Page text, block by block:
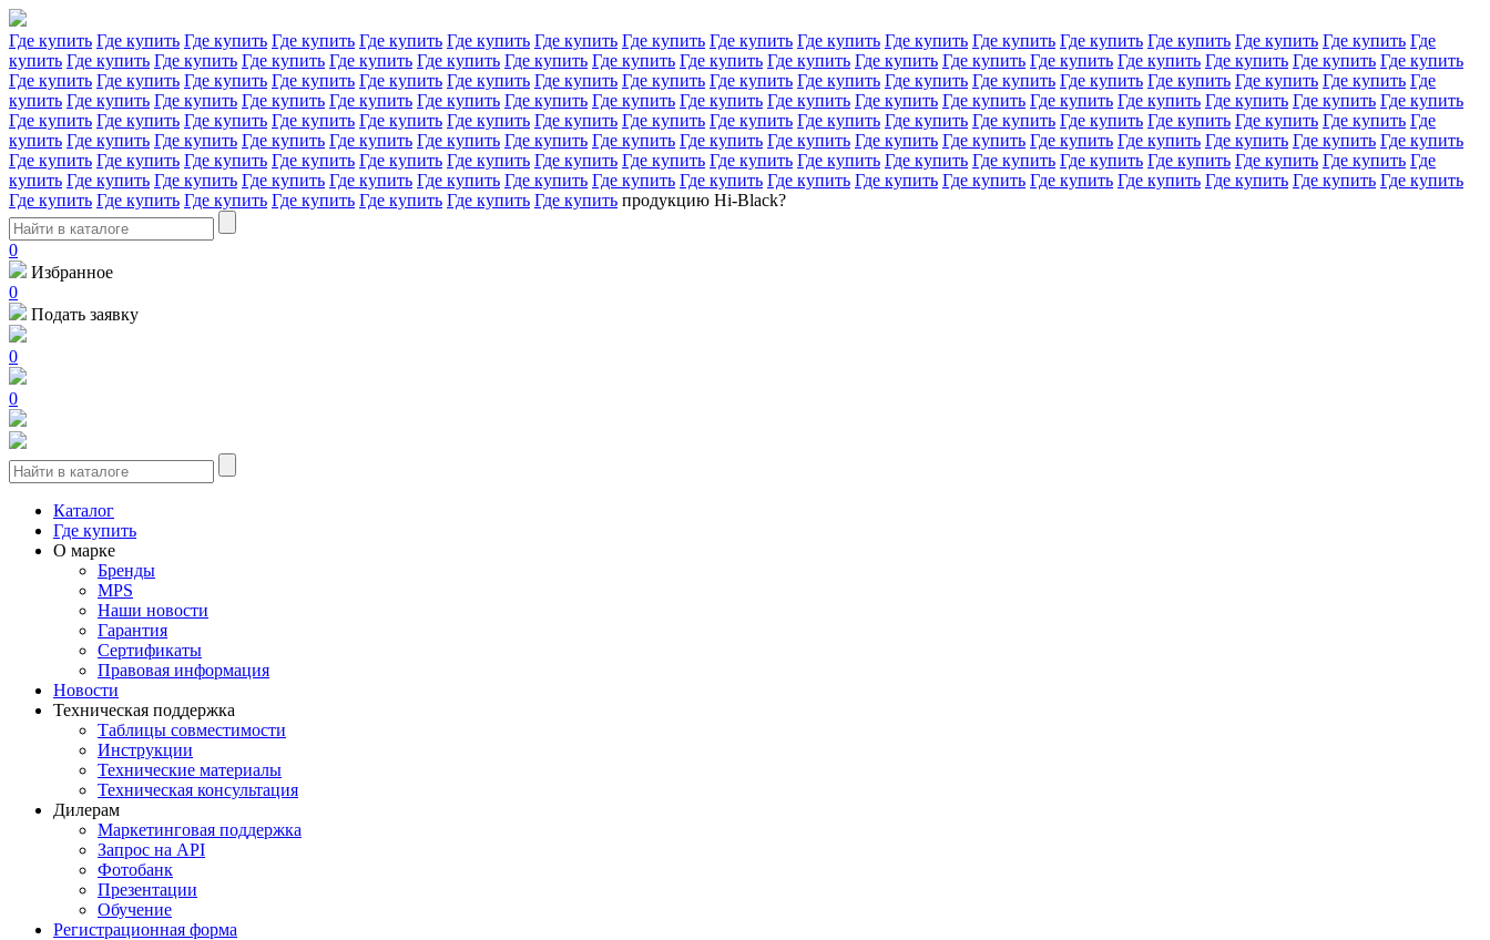
Где купить Где купить Где купить Где купить Где купить Где купить Где купить Где купить Где купить Где купить Где купить Где купить Где купить Где купить Где купить Где купить Где
купить Где купить Где купить Где купить Где купить Где купить Где купить Где купить Где купить Где купить Где купить Где купить Где купить Где купить Где купить Где купить Где купить
Где купить Где купить Где купить Где купить Где купить Где купить Где купить Где купить Где купить Где купить Где купить Где купить Где купить Где купить Где купить Где купить Где
купить Где купить Где купить Где купить Где купить Где купить Где купить Где купить Где купить Где купить Где купить Где купить Где купить Где купить Где купить Где купить Где купить
Где купить Где купить Где купить Где купить Где купить Где купить Где купить Где купить Где купить Где купить Где купить Где купить Где купить Где купить Где купить Где купить Где
купить Где купить Где купить Где купить Где купить Где купить Где купить Где купить Где купить Где купить Где купить Где купить Где купить Где купить Где купить Где купить Где купить
Где купить Где купить Где купить Где купить Где купить Где купить Где купить Где купить Где купить Где купить Где купить Где купить Где купить Где купить Где купить Где купить Где
купить Где купить Где купить Где купить Где купить Где купить Где купить Где купить Где купить Где купить Где купить Где купить Где купить Где купить Где купить Где купить Где купить
Где купить Где купить Где купить Где купить Где купить Где купить Где купить продукцию Hi-Black?
0
Избранное
0
Подать заявку
0
0
Каталог
Где купить
О марке
Бренды
MPS
Наши новости
Гарантия
Сертификаты
Правовая информация
Новости
Техническая поддержка
Таблицы совместимости
Инструкции
Технические материалы
Техническая консультация
Дилерам
Маркетинговая поддержка
Запрос на API
Фотобанк
Презентации
Обучение
Регистрационная форма